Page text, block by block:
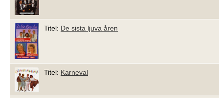
Titel: De sista ljuva åren
Titel: Karneval